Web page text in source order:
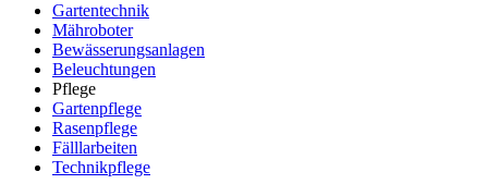
Gartentechnik
Mähroboter
Bewässerungsanlagen
Beleuchtungen
Pflege
Gartenpflege
Rasenpflege
Fälllarbeiten
Technikpflege